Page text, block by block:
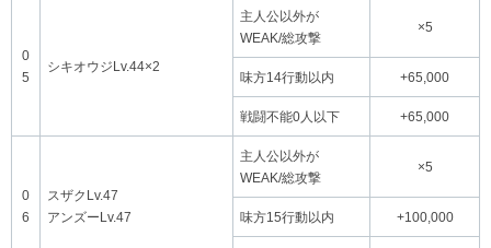
0
5
シキオウジLv.44×2
主人公以外が
WEAK/総攻撃
×5
味方14行動以内 +65,000
戦闘不能0人以下 +65,000
0
6
スザクLv.47
アンズーLv.47
主人公以外が
WEAK/総攻撃
×5
味方15行動以内 +100,000